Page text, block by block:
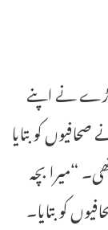
نے اپنے
کو بتایا
صبح 8 بجے ہوئی تھی۔ “میرا بچہ
کو بتایا۔